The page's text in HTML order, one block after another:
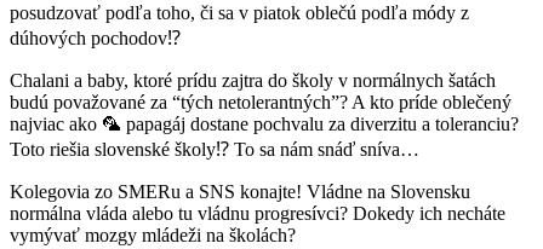
posudzovať podľa toho, či sa v piatok oblečú podľa módy z
dúhových pochodov⁉️
Chalani a baby, ktoré prídu zajtra do školy v normálnych šatách
budú považované za “tých netolerantných”? A kto príde oblečený
najviac ako 🦜 papagáj dostane pochvalu za diverzitu a toleranciu?
Toto riešia slovenské školy⁉️ To sa nám snáď sníva…
Kolegovia zo SMERu a SNS konajte! Vládne na Slovensku
normálna vláda alebo tu vládnu progresívci? Dokedy ich necháte
vymývať mozgy mládeži na školách?